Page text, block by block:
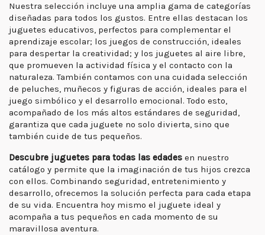
Nuestra selección incluye una amplia gama de categorías
diseñadas para todos los gustos. Entre ellas destacan los
juguetes educativos, perfectos para complementar el
aprendizaje escolar; los juegos de construcción, ideales
para despertar la creatividad; y los juguetes al aire libre,
que promueven la actividad física y el contacto con la
naturaleza. También contamos con una cuidada selección
de peluches, muñecos y figuras de acción, ideales para el
juego simbólico y el desarrollo emocional. Todo esto,
acompañado de los más altos estándares de seguridad,
garantiza que cada juguete no solo divierta, sino que
también cuide de tus pequeños.
Descubre juguetes para todas las edades en nuestro
catálogo y permite que la imaginación de tus hijos crezca
con ellos. Combinando seguridad, entretenimiento y
desarrollo, ofrecemos la solución perfecta para cada etapa
de su vida. Encuentra hoy mismo el juguete ideal y
acompaña a tus pequeños en cada momento de su
maravillosa aventura.